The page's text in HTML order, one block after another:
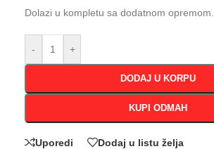
Dolazi u kompletu sa dodatnom opremom.
- +
DODAJ U KORPU
KUPI ODMAH
Uporedi Dodaj u listu želja